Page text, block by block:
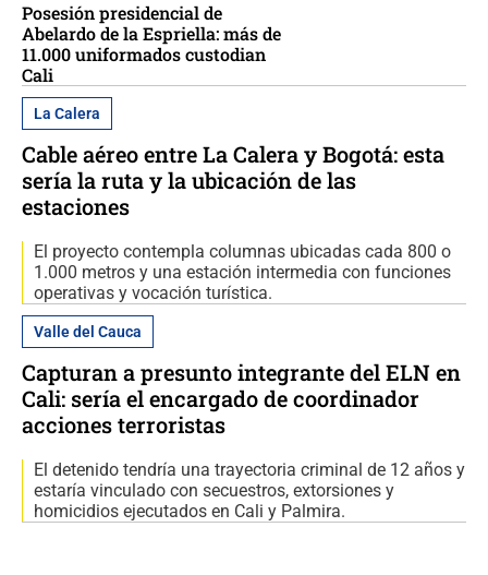
Posesión presidencial de
Abelardo de la Espriella: más de
11.000 uniformados custodian
Cali
La Calera
Cable aéreo entre La Calera y Bogotá: esta
sería la ruta y la ubicación de las
estaciones
El proyecto contempla columnas ubicadas cada 800 o
1.000 metros y una estación intermedia con funciones
operativas y vocación turística.
Valle del Cauca
Capturan a presunto integrante del ELN en
Cali: sería el encargado de coordinador
acciones terroristas
El detenido tendría una trayectoria criminal de 12 años y
estaría vinculado con secuestros, extorsiones y
homicidios ejecutados en Cali y Palmira.